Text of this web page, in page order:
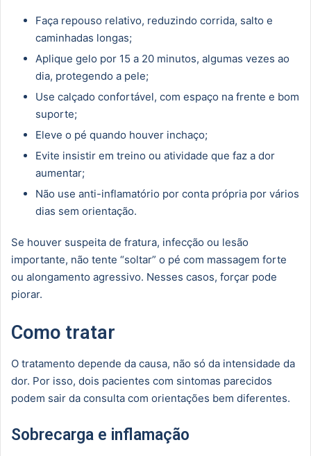
Faça repouso relativo, reduzindo corrida, salto e
caminhadas longas;
Aplique gelo por 15 a 20 minutos, algumas vezes ao
dia, protegendo a pele;
Use calçado confortável, com espaço na frente e bom
suporte;
Eleve o pé quando houver inchaço;
Evite insistir em treino ou atividade que faz a dor
aumentar;
Não use anti-inflamatório por conta própria por vários
dias sem orientação.
Se houver suspeita de fratura, infecção ou lesão
importante, não tente “soltar” o pé com massagem forte
ou alongamento agressivo. Nesses casos, forçar pode
piorar.
Como tratar
O tratamento depende da causa, não só da intensidade da
dor. Por isso, dois pacientes com sintomas parecidos
podem sair da consulta com orientações bem diferentes.
Sobrecarga e inflamação